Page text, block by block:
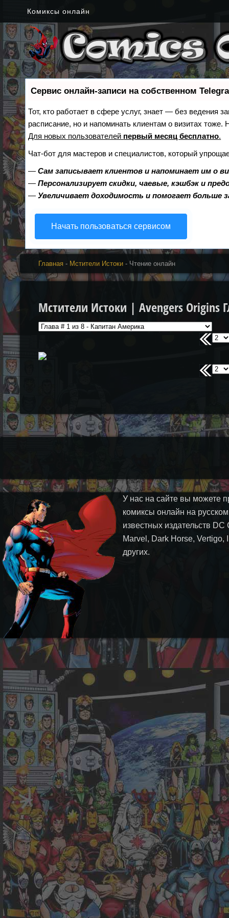
Комиксы онлайн
Сервис онлайн-записи на собственном
Тот, кто работает в сфере услуг, знает — без ведения
расписание, но и напоминать клиентам о визитах
Для новых пользователей первый месяц бесплатно.
Чат-бот для мастеров и специалистов, который
—Сам записывает клиентов и напоминает им о
—Персонализирует скидки, чаевые, кэшбэк и
—Увеличивает доходимость и помогает больше
Начать пользоваться сервисом
Главная - Мстители Истоки - Чтение онлайн
Мстители Истоки | Avengers Origins
У нас на сайте вы можете
комиксы онлайн на
известных издательств DC
Marvel, Dark Horse, Vertigo,
других.